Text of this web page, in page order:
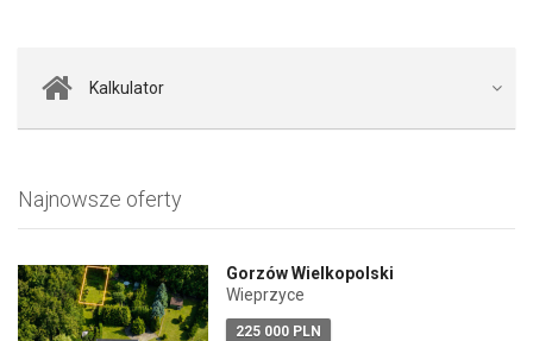
Kalkulator
Najnowsze oferty
Gorzów Wielkopolski
Wieprzyce
225 000 PLN